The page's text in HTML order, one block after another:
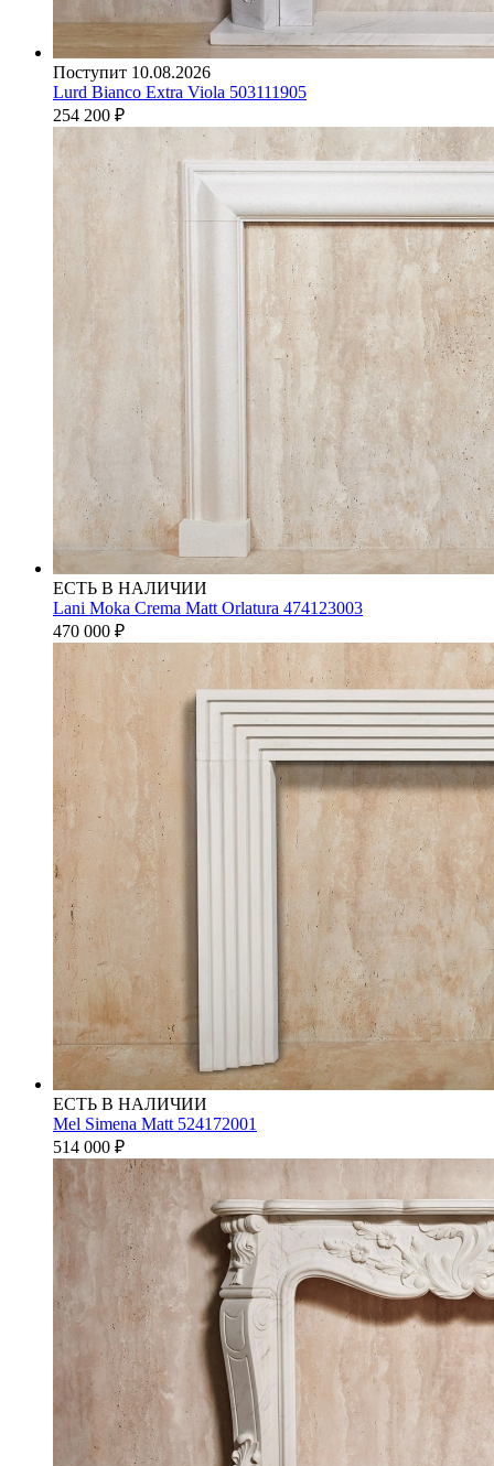
Поступит 10.08.2026
Lurd Bianco Extra Viola 503111905
254 200 ₽
ЕСТЬ В НАЛИЧИИ
Lani Moka Crema Matt Orlatura 474123003
470 000 ₽
ЕСТЬ В НАЛИЧИИ
Mel Simena Matt 524172001
514 000 ₽